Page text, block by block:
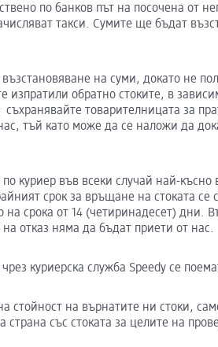
по банков път на посочена от
такси. Сумите ще бъдат
на суми, докато не
изпратили обратно стоките, в
товарителницата за
тъй като може да се наложи да
куриер във всеки случай най-късно
срок за връщане на стоката се
на срока от 14 (четиринадесет) дни.
отказ няма да бъдат приети от нас.
куриерска служба Speedy се
стойност на върнатите ни стоки,
със стоката за целите на